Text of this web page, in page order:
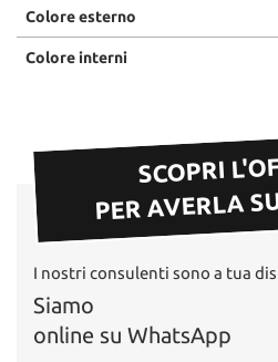
Colore esterno
Colore interni
SCOPRI
PER AVERLA
I nostri consulenti sono a tua
Siamo
online su WhatsApp